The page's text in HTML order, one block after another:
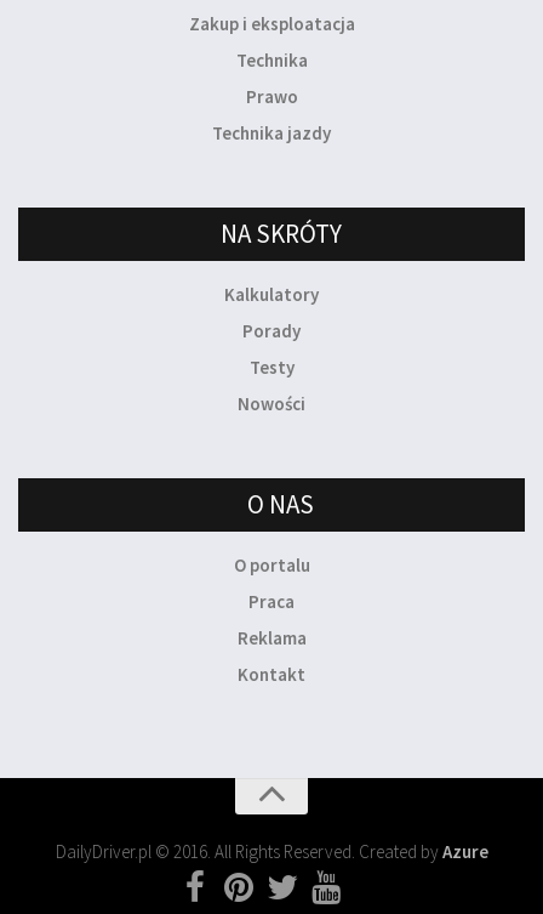
Zakup i eksploatacja
Technika
Prawo
Technika jazdy
NA SKRÓTY
Kalkulatory
Porady
Testy
Nowości
O NAS
O portalu
Praca
Reklama
Kontakt
DailyDriver.pl © 2016. All Rights Reserved. Created byAzure